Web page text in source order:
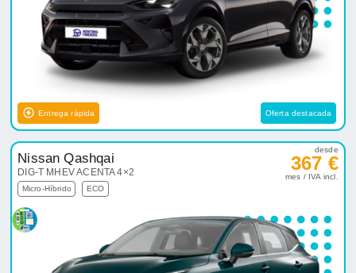
Entrega rápida Oferta destacada
Nissan Qashqai
DIG-T MHEV ACENTA 4×2
Micro-Híbrido ECO
desde
367 €
mes / IVA incl.